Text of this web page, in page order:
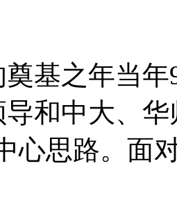
之年当年9
和中大、
心思路。面